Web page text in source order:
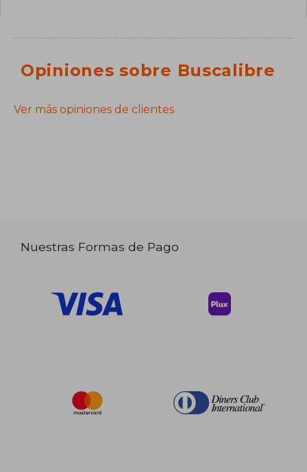
Opiniones sobre Buscalibre
Ver más opiniones de clientes
Nuestras Formas de Pago